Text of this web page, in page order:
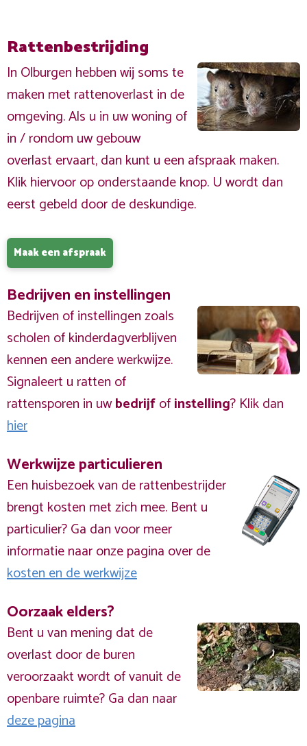
Rattenbestrijding
In Olburgen hebben wij soms te
maken met rattenoverlast in de
omgeving. Als u in uw woning of
in / rondom uw gebouw
overlast ervaart, dan kunt u een afspraak maken.
Klik hiervoor op onderstaande knop. U wordt dan
eerst gebeld door de deskundige.
Maak een afspraak
Bedrijven en instellingen
Bedrijven of instellingen zoals
scholen of kinderdagverblijven
kennen een andere werkwijze.
Signaleert u ratten of
rattensporen in uwbedrijfofinstelling? Klik dan
hier
Werkwijze particulieren
Een huisbezoek van de rattenbestrijder
brengt kosten met zich mee. Bent u
particulier? Ga dan voor meer
informatie naar onze pagina over de
kosten en de werkwijze
Oorzaak elders?
Bent u van mening dat de
overlast door de buren
veroorzaakt wordt of vanuit de
openbare ruimte? Ga dan naar
deze pagina